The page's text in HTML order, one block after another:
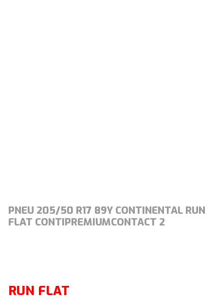
PNEU 205/50 R17 89Y CONTINENTAL RUN
FLAT CONTIPREMIUMCONTACT 2
RUN FLAT